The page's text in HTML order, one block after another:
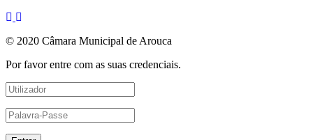
© 2020 Câmara Municipal de Arouca
Por favor entre com as suas credenciais.